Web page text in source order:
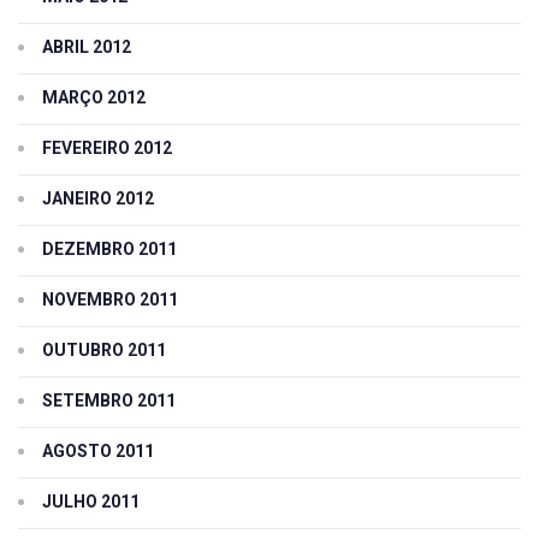
ABRIL 2012
MARÇO 2012
FEVEREIRO 2012
JANEIRO 2012
DEZEMBRO 2011
NOVEMBRO 2011
OUTUBRO 2011
SETEMBRO 2011
AGOSTO 2011
JULHO 2011